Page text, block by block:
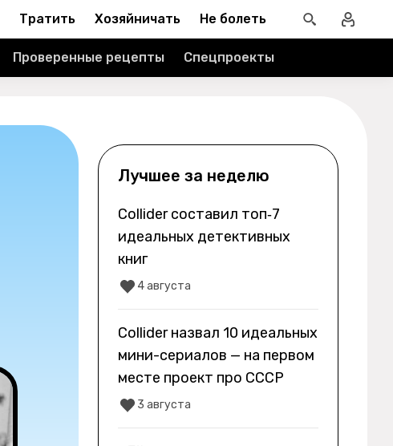
Тратить Хозяйничать Не болеть
Проверенные рецепты Спецпроекты
Лучшее за неделю
Collider составил топ‑7
идеальных детективных
книг
4 августа
Collider назвал 10 идеальных
мини-сериалов — на первом
месте проект про СССР
3 августа